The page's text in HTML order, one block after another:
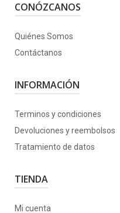
CONÓZCANOS
Quiénes Somos
Contáctanos
INFORMACIÓN
Terminos y condiciones
Devoluciones y reembolsos
Tratamiento de datos
TIENDA
Mi cuenta